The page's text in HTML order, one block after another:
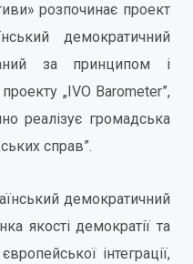
розпочинає проект
демократичний
за принципом і
„IVO Barometer”,
реалізує громадська
справ”.
демократичний
якості демократії та
інтеграції,